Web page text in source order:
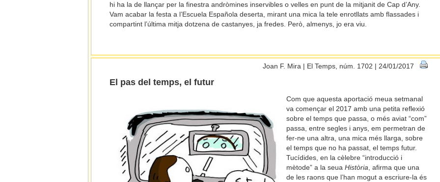
hi ha la de llançar per la finestra andròmines inservibles o velles en punt de la mitjanit de Cap d’Any.
Vam acabar la festa a l’Escuela Española deserta, mirant una mica la tele enrotllats amb flassades i
compartint l’última mitja dotzena de castanyes, ja fredes. Però, almenys, jo era viu.
Joan F. Mira | El Temps, núm. 1702 | 24/01/2017
El pas del temps, el futur
Com que aquesta aportació meua setmanal
va començar el 2017 amb una petita reflexió
sobre el temps que passa, o més aviat “com”
passa, entre segles i anys, em permetran de
fer-ne una altra, una mica més llarga, sobre
el temps que no ha passat, el temps futur.
Tucídides, en la cèlebre “introducció i
mètode” a la seuaHistòria, afirma que una
de les raons que l’han mogut a escriure-la és